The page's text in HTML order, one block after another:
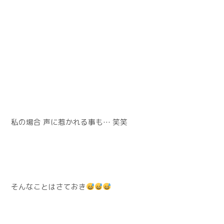
私の場合 声に惹かれる事も… 笑笑
そんなことはさておき